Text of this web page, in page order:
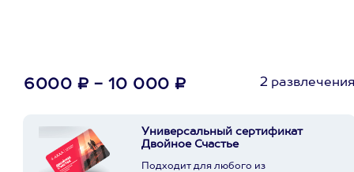
6000 ₽ - 10 000 ₽ 2
Универсальный сертификат
Двойное Счастье
Подходит для любого из